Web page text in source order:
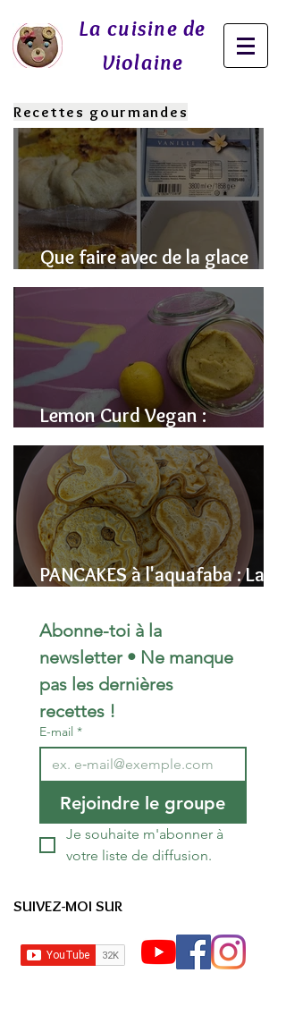
La cuisine de
Violaine
Recettes gourmandes
Que faire avec de la glace
fondue? J'ai la SOLUTION!
Lemon Curd Vegan :
L'alternative saine aux pois
chiches
PANCAKES à l'aquafaba : La
Moelleuse (Sans Œufs)
Abonne-toi à la
newsletter • Ne manque
pas les dernières
recettes !
E-mail *
Rejoindre le groupe
Je souhaite m'abonner à
votre liste de diffusion.
SUIVEZ-MOI SUR